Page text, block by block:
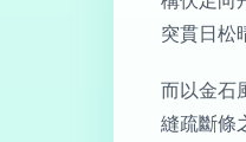
突貫日松
而以金石
縫疏斷條